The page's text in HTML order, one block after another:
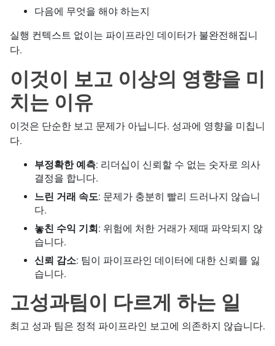
다음에 무엇을 해야 하는지
실행 컨텍스트 없이는 파이프라인 데이터가 불완전해집니
다.
이것이 보고 이상의 영향을 미
치는 이유
이것은 단순한 보고 문제가 아닙니다. 성과에 영향을 미칩니
다.
부정확한 예측: 리더십이 신뢰할 수 없는 숫자로 의사
결정을 합니다.
느린 거래 속도: 문제가 충분히 빨리 드러나지 않습니
다.
놓친 수익 기회 : 위험에 처한 거래가 제때 파악되지 않
습니다.
신뢰 감소: 팀이 파이프라인 데이터에 대한 신뢰를 잃
습니다.
고성과팀이 다르게 하는 일
최고 성과 팀은 정적 파이프라인 보고에 의존하지 않습니다.